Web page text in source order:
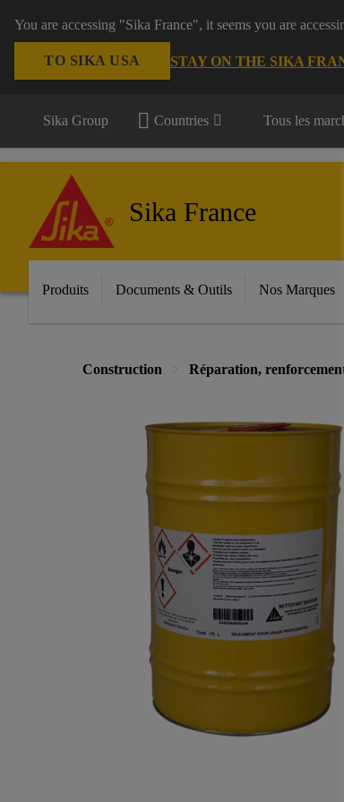
You are accessing "Sika France", it seems you are
TO SIKA USA STAY ON THE SIKA
Sika Group Countries Tous les
Sika France
Produits Documents & Outils Nos Marques
Construction Réparation,